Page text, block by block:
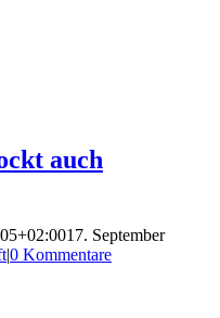
auch
17. September
|0 Kommentare